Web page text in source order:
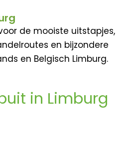
de mooiste uitstapjes,
en bijzondere
en Belgisch Limburg.
in Limburg